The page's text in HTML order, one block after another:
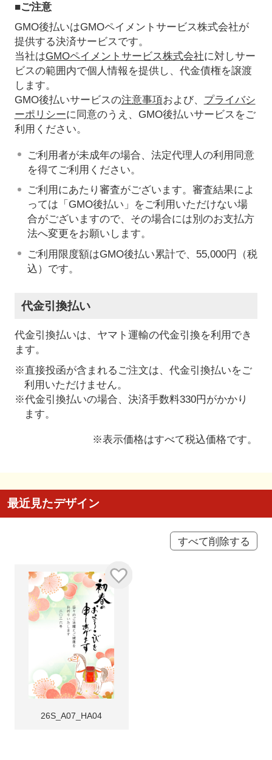
■ご注意
GMO後払いはGMOペイメントサービス株式会社が
提供する決済サービスです。
当社はGMOペイメントサービス株式会社に対しサー
ビスの範囲内で個人情報を提供し、代金債権を譲渡
します。
GMO後払いサービスの注意事項および、 プライバシ
ーポリシーに同意のうえ、GMO後払いサービスをご
利用ください。
ご利用者が未成年の場合、法定代理人の利用同意
を得てご利用ください。
ご利用にあたり審査がございます。審査結果によ
っては「GMO後払い」をご利用いただけない場
合がございますので、その場合には別のお支払方
法へ変更をお願いします。
ご利用限度額はGMO後払い累計で、55,000円（税
込）です。
代金引換払い
代金引換払いは、ヤマト運輸の代金引換を利用でき
ます。
※直接投函が含まれるご注文は、代金引換払いをご
利用いただけません。
※代金引換払いの場合、決済手数料330円がかかり
ます。
※表示価格はすべて税込価格です。
最近見たデザイン
すべて削除する
26S_A07_HA04